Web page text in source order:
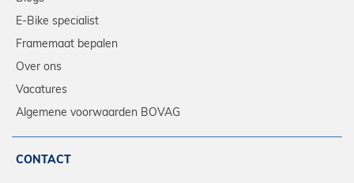
E-Bike specialist
Framemaat bepalen
Over ons
Vacatures
Algemene voorwaarden BOVAG
CONTACT